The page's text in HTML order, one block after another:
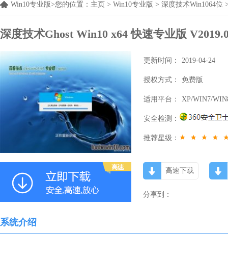
Win10专业版>您的位置： 主页 > Win10专业版 > 深度技术Win1064位
深度技术Ghost Win10 x64 快速专业版
更新时间： 2019-04-24
授权方式： 免费版
适用平台： XP/WIN7/
安全检测：
推荐星级：
高速下载
分享到：
系统介绍